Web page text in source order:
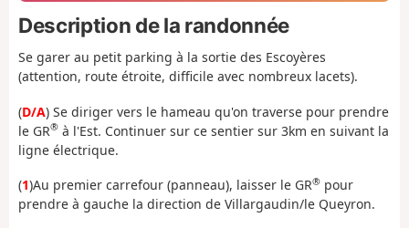
Description de la randonnée
Se garer au petit parking à la sortie des Escoyères
(attention, route étroite, difficile avec nombreux lacets).
(D/A) Se diriger vers le hameau qu'on traverse pour prendre
le GR® à l'Est. Continuer sur ce sentier sur 3km en suivant la
ligne électrique.
(1)Au premier carrefour (panneau), laisser le GR® pour
prendre à gauche la direction de Villargaudin/le Queyron.